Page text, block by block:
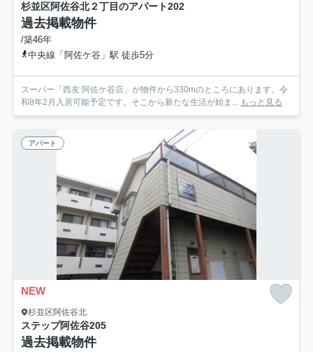
杉並区阿佐谷北２丁目のアパート202
過去掲載物件
/築46年
中央線「阿佐ケ谷」駅 徒歩5分
スーパー「西友 阿佐ケ谷店」が物件から330mのところにあります。令
和8年2月入居可能予定です。そこから新たな生活が始ま... もっと見る
アパート
NEW
杉並区阿佐谷北
ステップ阿佐谷205
過去掲載物件